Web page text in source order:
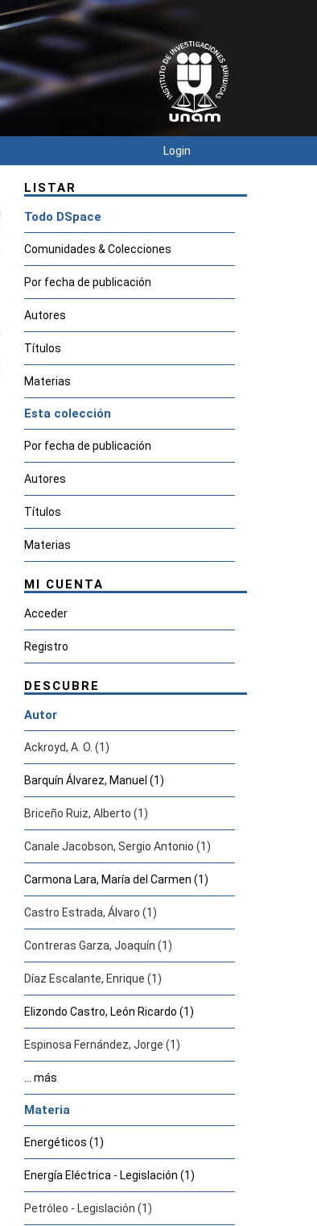
Login
LISTAR
Todo DSpace
Comunidades & Colecciones
Por fecha de publicación
Autores
Títulos
Materias
Esta colección
Por fecha de publicación
Autores
Títulos
Materias
MI CUENTA
Acceder
Registro
DESCUBRE
Autor
Ackroyd, A. O. (1)
Barquín Álvarez, Manuel (1)
Briceño Ruiz, Alberto (1)
Canale Jacobson, Sergio Antonio (1)
Carmona Lara, María del Carmen (1)
Castro Estrada, Álvaro (1)
Contreras Garza, Joaquín (1)
Díaz Escalante, Enrique (1)
Elizondo Castro, León Ricardo (1)
Espinosa Fernández, Jorge (1)
... más
Materia
Energéticos (1)
Energía Eléctrica - Legislación (1)
Petróleo - Legislación (1)